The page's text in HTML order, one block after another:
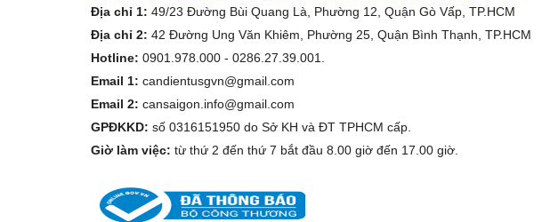
Địa chỉ 1: 49/23 Đường Bùi Quang Là, Phường 12, Quận Gò Vấp, TP.HCM
Địa chỉ 2: 42 Đường Ung Văn Khiêm, Phường 25, Quận Bình Thạnh, TP.HCM
Hotline: 0901.978.000 - 0286.27.39.001.
Email 1: candientusgvn@gmail.com
Email 2: cansaigon.info@gmail.com
GPĐKKD: số 0316151950 do Sở KH và ĐT TPHCM cấp.
Giờ làm việc: từ thứ 2 đến thứ 7 bắt đầu 8.00 giờ đến 17.00 giờ.